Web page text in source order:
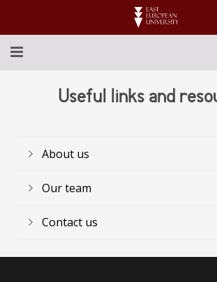
ABOUT EEU
EDUCATION
RESEARCH
Useful links and
About us
Our team
Contact us